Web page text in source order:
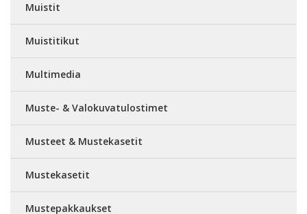
Muistit
Muistitikut
Multimedia
Muste- & Valokuvatulostimet
Musteet & Mustekasetit
Mustekasetit
Mustepakkaukset